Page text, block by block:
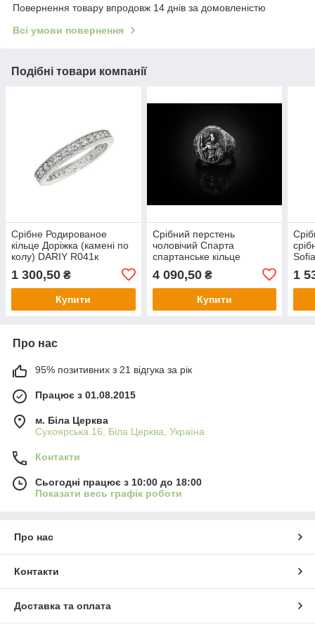
Повернення товару впродовж 14 днів за домовленістю
Всі умови повернення
Подібні товари компанії
Срібне Родированое
кільце Доріжка (камені по
колу) DARIY R041к
1 300,50 ₴
Купити
Срібний перстень
чоловічий Спарта
спартанське кільце
4 090,50₴
Купити
1
Про нас
95% позитивних з 21 відгука за рік
Працює з 01.08.2015
м. Біла Церква
Сухоярська 16, Біла Церква, Україна
Контакти
Сьогодні працює з 10:00 до 18:00
Показати весь графік роботи
Про нас
Контакти
Доставка та оплата